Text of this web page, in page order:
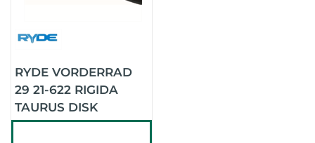
RYDE VORDERRAD
29 21-622 RIGIDA
TAURUS DISK
CENTERLOCK